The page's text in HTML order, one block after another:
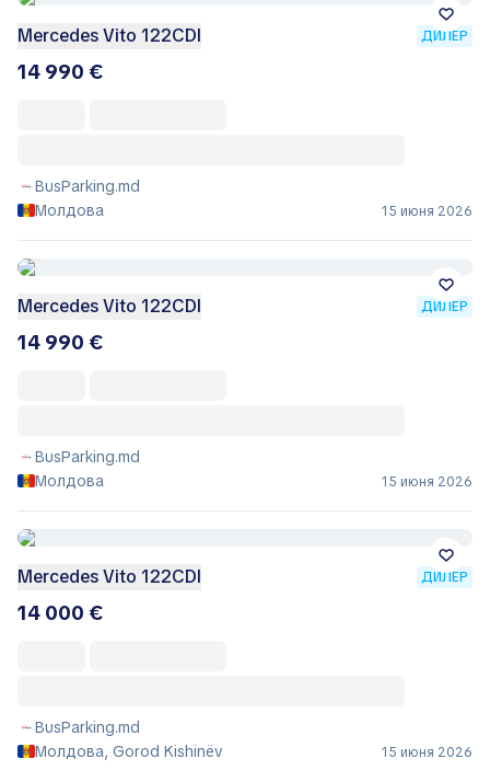
Mercedes Vito 122CDI ДИЛЕР
14 990 €
BusParking.md
Молдова
15 июня 2026
Mercedes Vito 122CDI ДИЛЕР
14 990 €
BusParking.md
Молдова
15 июня 2026
Mercedes Vito 122CDI ДИЛЕР
14 000 €
BusParking.md
Молдова, Gorod Kishinëv
15 июня 2026